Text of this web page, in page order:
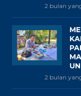
2 bulan
2 bulan